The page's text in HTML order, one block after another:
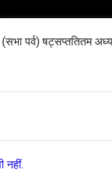
पर्व) षट्सप्‍ततितम
नहीं.